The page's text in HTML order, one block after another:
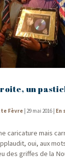
un
Fèvre |29 mai 2016 En
cari­ca­ture mais
oui, aux
des griffes de la